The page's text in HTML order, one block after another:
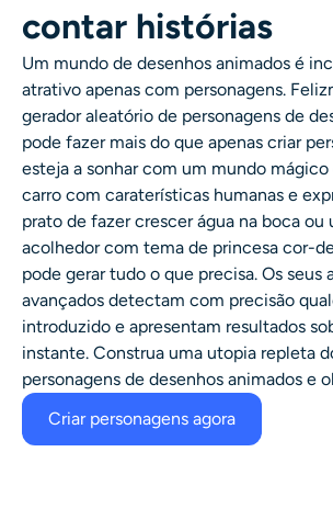
contar histórias
Um mundo de desenhos animados é
atrativo apenas com personagens.
gerador aleatório de personagens de
pode fazer mais do que apenas criar
esteja a sonhar com um mundo mágico
carro com caraterísticas humanas e
prato de fazer crescer água na boca ou
acolhedor com tema de princesa cor-
pode gerar tudo o que precisa. Os seus
avançados detectam com precisão
introduzido e apresentam resultados
instante. Construa uma utopia repleta
personagens de desenhos animados e
Criar personagens agora